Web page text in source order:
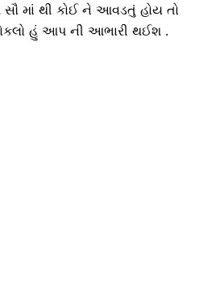
માં થી કોઈ ને આવડતું હોય તો
હું આપ ની આભારી થઈશ .